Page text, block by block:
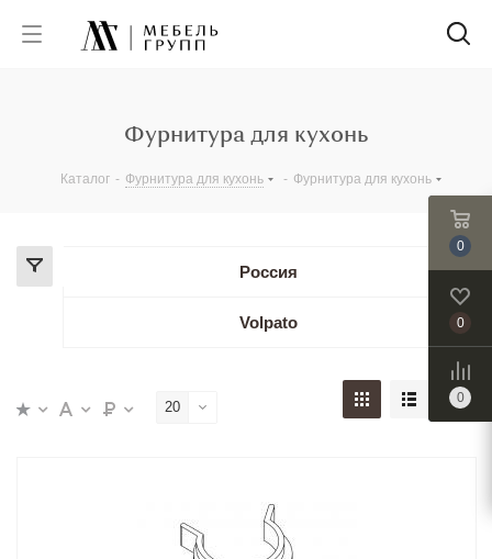
Фурнитура для кухонь
Каталог - Фурнитура для кухонь - Фурнитура для кухонь
Россия
Volpato
20
0
0
0